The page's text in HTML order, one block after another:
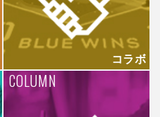
コラボ
COLUMN